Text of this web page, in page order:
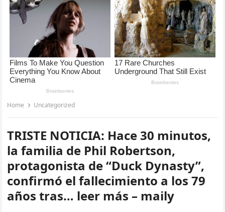
Home Uncategorized
TRISTE NOTICIA: Hace 30 minutos,
la familia de Phil Robertson,
protagonista de “Duck Dynasty”,
confirmó el fallecimiento a los 79
años tras… leer más – maily